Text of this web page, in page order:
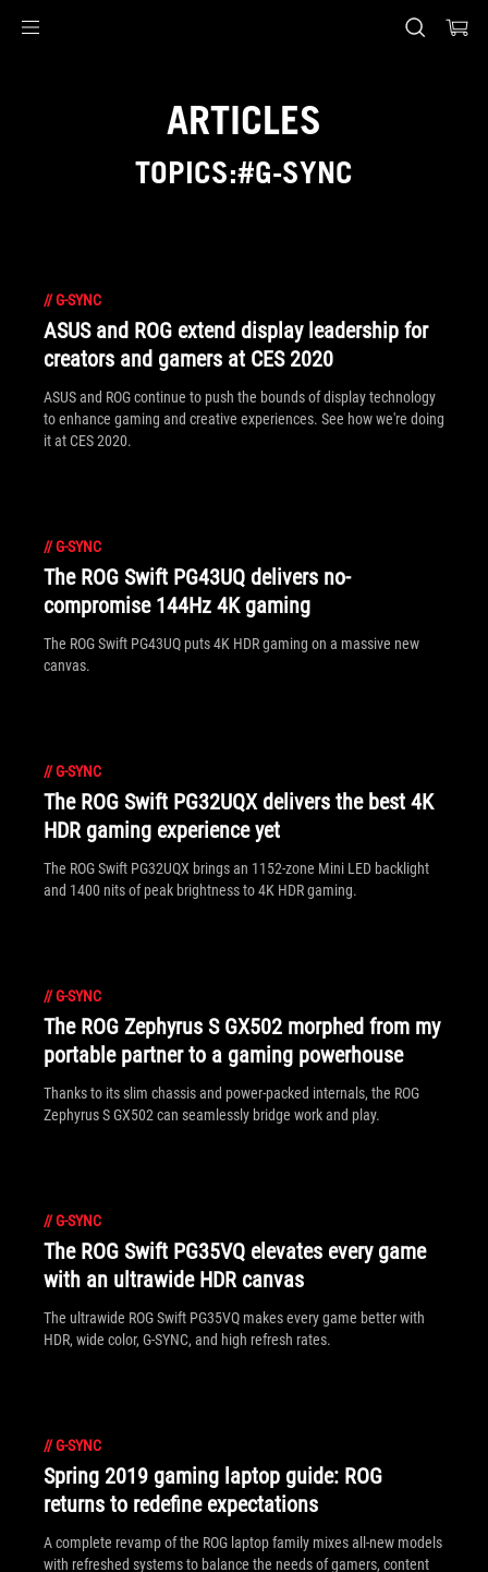
ARTICLES
TOPICS:#G-SYNC
//G-SYNC
ASUS and ROG extend display leadership for
creators and gamers at CES 2020
ASUS and ROG continue to push the bounds of display technology
to enhance gaming and creative experiences. See how we're doing
it at CES 2020.
//G-SYNC
The ROG Swift PG43UQ delivers no-
compromise 144Hz 4K gaming
The ROG Swift PG43UQ puts 4K HDR gaming on a massive new
canvas.
//G-SYNC
The ROG Swift PG32UQX delivers the best 4K
HDR gaming experience yet
The ROG Swift PG32UQX brings an 1152-zone Mini LED backlight
and 1400 nits of peak brightness to 4K HDR gaming.
//G-SYNC
The ROG Zephyrus S GX502 morphed from my
portable partner to a gaming powerhouse
Thanks to its slim chassis and power-packed internals, the ROG
Zephyrus S GX502 can seamlessly bridge work and play.
//G-SYNC
The ROG Swift PG35VQ elevates every game
with an ultrawide HDR canvas
The ultrawide ROG Swift PG35VQ makes every game better with
HDR, wide color, G-SYNC, and high refresh rates.
//G-SYNC
Spring 2019 gaming laptop guide: ROG
returns to redefine expectations
A complete revamp of the ROG laptop family mixes all-new models
with refreshed systems to balance the needs of gamers, content